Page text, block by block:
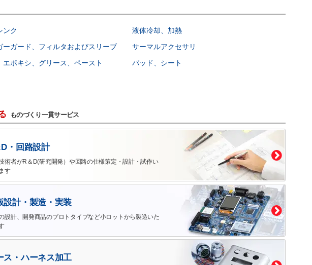
ンク
液体冷却、加熱
ーガード、フィルタおよびスリーブ
サーマルアクセサリ
エポキシ、グリース、ペースト
パッド、シート
ものづくり一貫サービス
・回路設計
術者がR＆D(研究開発）や回路の仕様策定・設計・試作い
す
設計・製造・実装
設計、開発商品のプロトタイプなど小ロットから製造いた
ス・ハーネス加工